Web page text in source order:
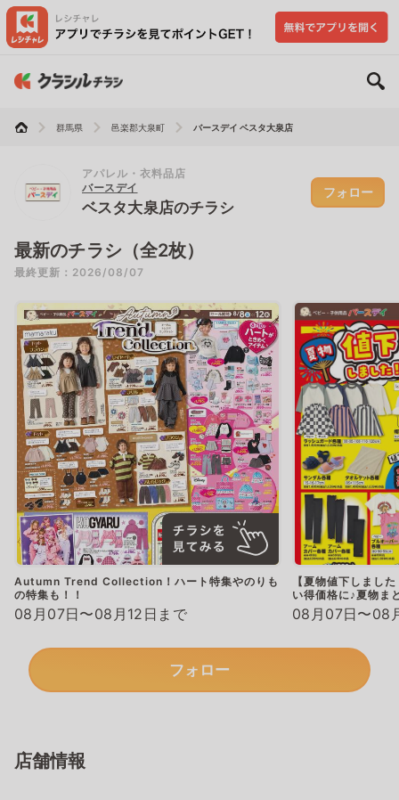
群馬県 邑楽郡大泉町 バースデイ ベスタ大泉店
アパレル・衣料品店
バースデイ
ベスタ大泉店のチラシ
フォロー
最新のチラシ（全2枚）
最終更新：2026/08/07
Autumn Trend Collection！ハート特集やのりも
の特集も！！
08月07日〜08月12日まで
【夏物値下しまし
い得価格に♪夏物ま
08月07日〜08
フォロー
店舗情報